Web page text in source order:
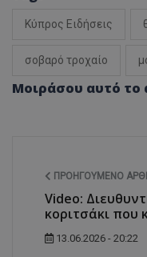
Κύπρος Ειδήσεις
σοβαρό τροχαίο
Μοιράσου αυτό το
ΠΡΟΗΓΟΎΜΕΝΟ
Video:
κοριτσάκι που
13.06.2026 - 20:22